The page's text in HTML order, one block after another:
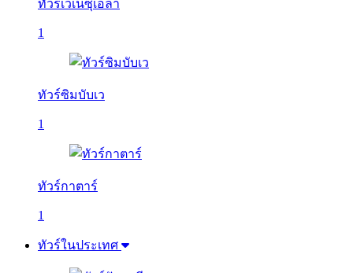
ทัวร์เวเนซุเอลา
1
ทัวร์ซิมบับเว
1
ทัวร์กาตาร์
1
ทัวร์ในประเทศ